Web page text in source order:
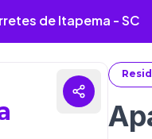
de Itapema - SC